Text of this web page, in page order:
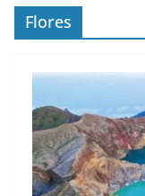
Flores